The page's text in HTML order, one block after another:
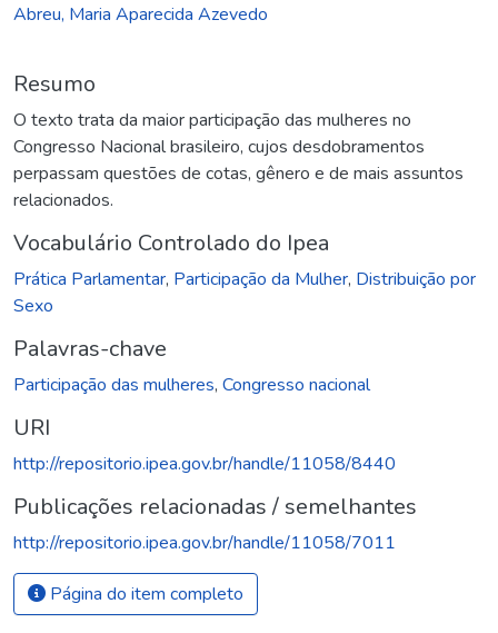
Abreu, Maria Aparecida Azevedo
Resumo
O texto trata da maior participação das mulheres no
Congresso Nacional brasileiro, cujos desdobramentos
perpassam questões de cotas, gênero e de mais assuntos
relacionados.
Vocabulário Controlado do Ipea
Prática Parlamentar, Participação da Mulher, Distribuição por
Sexo
Palavras-chave
Participação das mulheres, Congresso nacional
URI
http://repositorio.ipea.gov.br/handle/11058/8440
Publicações relacionadas / semelhantes
http://repositorio.ipea.gov.br/handle/11058/7011
Página do item completo